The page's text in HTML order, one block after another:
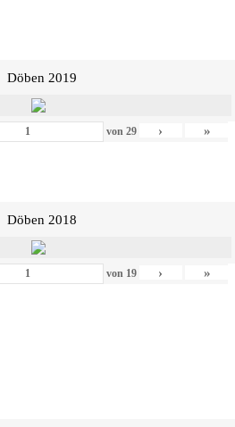
Döben 2019
von 29 › »
Döben 2018
von 19 › »